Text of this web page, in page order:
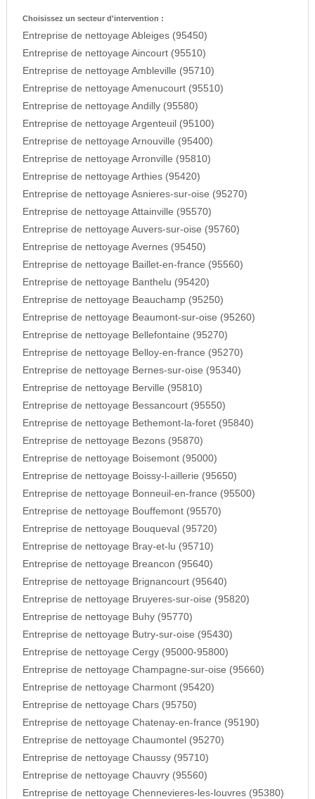
Choisissez un secteur d'intervention :
Entreprise de nettoyage Ableiges (95450)
Entreprise de nettoyage Aincourt (95510)
Entreprise de nettoyage Ambleville (95710)
Entreprise de nettoyage Amenucourt (95510)
Entreprise de nettoyage Andilly (95580)
Entreprise de nettoyage Argenteuil (95100)
Entreprise de nettoyage Arnouville (95400)
Entreprise de nettoyage Arronville (95810)
Entreprise de nettoyage Arthies (95420)
Entreprise de nettoyage Asnieres-sur-oise (95270)
Entreprise de nettoyage Attainville (95570)
Entreprise de nettoyage Auvers-sur-oise (95760)
Entreprise de nettoyage Avernes (95450)
Entreprise de nettoyage Baillet-en-france (95560)
Entreprise de nettoyage Banthelu (95420)
Entreprise de nettoyage Beauchamp (95250)
Entreprise de nettoyage Beaumont-sur-oise (95260)
Entreprise de nettoyage Bellefontaine (95270)
Entreprise de nettoyage Belloy-en-france (95270)
Entreprise de nettoyage Bernes-sur-oise (95340)
Entreprise de nettoyage Berville (95810)
Entreprise de nettoyage Bessancourt (95550)
Entreprise de nettoyage Bethemont-la-foret (95840)
Entreprise de nettoyage Bezons (95870)
Entreprise de nettoyage Boisemont (95000)
Entreprise de nettoyage Boissy-l-aillerie (95650)
Entreprise de nettoyage Bonneuil-en-france (95500)
Entreprise de nettoyage Bouffemont (95570)
Entreprise de nettoyage Bouqueval (95720)
Entreprise de nettoyage Bray-et-lu (95710)
Entreprise de nettoyage Breancon (95640)
Entreprise de nettoyage Brignancourt (95640)
Entreprise de nettoyage Bruyeres-sur-oise (95820)
Entreprise de nettoyage Buhy (95770)
Entreprise de nettoyage Butry-sur-oise (95430)
Entreprise de nettoyage Cergy (95000-95800)
Entreprise de nettoyage Champagne-sur-oise (95660)
Entreprise de nettoyage Charmont (95420)
Entreprise de nettoyage Chars (95750)
Entreprise de nettoyage Chatenay-en-france (95190)
Entreprise de nettoyage Chaumontel (95270)
Entreprise de nettoyage Chaussy (95710)
Entreprise de nettoyage Chauvry (95560)
Entreprise de nettoyage Chennevieres-les-louvres (95380)